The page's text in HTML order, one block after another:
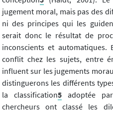
jugement moral, mais pas des
ni des principes qui les
serait donc le résultat de
inconscients et
conflit chez les sujets, entre
influent sur les jugements
distinguerons les différents
la classification5 adoptée
chercheurs ont classé les